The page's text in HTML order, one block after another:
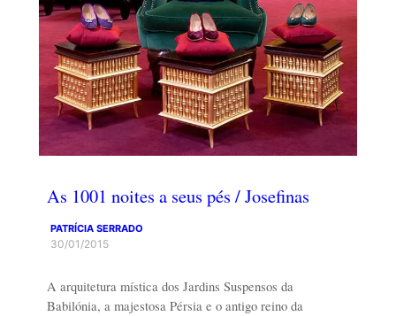
As 1001 noites a seus pés / Josefinas
PATRÍCIA SERRADO
30/01/2015
A arquitetura mística dos Jardins Suspensos da
Babilónia, a majestosa Pérsia e o antigo reino da